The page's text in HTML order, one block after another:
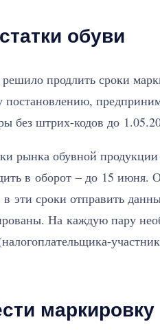
обуви
продлить сроки
постановлению,
без штрих-кодов до
рынка обувной
в оборот – до 15 июня.
эти сроки отправить
На каждую пару
маркировку